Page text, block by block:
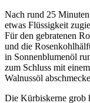
Nach rund 25
etwas Flüssigkeit
Für den gebratenen
und die
in Sonnenblumenöl
zum Schluss mit
Walnussöl
Die Kürbiskerne grob